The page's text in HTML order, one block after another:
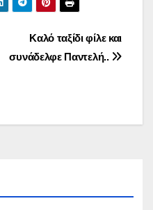
Καλό ταξίδι φίλε και
συνάδελφε Παντελή..